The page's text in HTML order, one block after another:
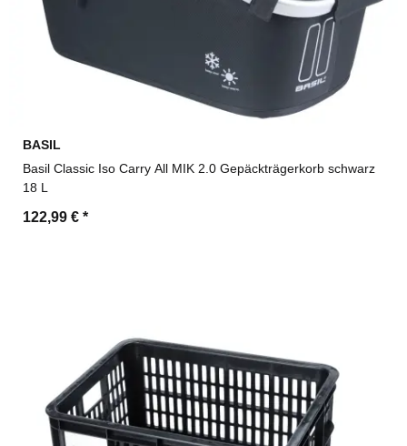
BASIL
Basil Classic Iso Carry All MIK 2.0 Gepäckträgerkorb schwarz
18 L
122,99 € *